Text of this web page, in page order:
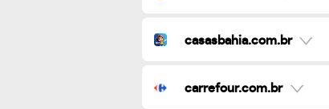
casasbahia.com.br
carrefour.com.br